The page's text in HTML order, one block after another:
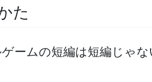
た
ームの短編は短編じゃな